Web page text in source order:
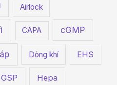
Airlock
CAPA cGMP
Dòng khí EHS
GSP Hepa